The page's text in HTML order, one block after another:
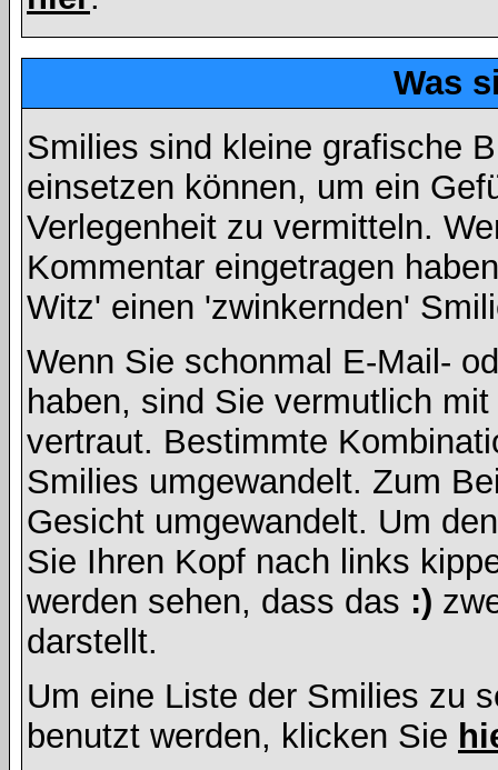
Was
Smilies sind kleine grafische
einsetzen können, um ein
Verlegenheit zu vermitteln.
Kommentar eingetragen
Witz' einen 'zwinkernden'
Wenn Sie schonmal E-Mail-
haben, sind Sie vermutlich
vertraut. Bestimmte
Smilies umgewandelt. Zum
Gesicht umgewandelt. Um
Sie Ihren Kopf nach links
werden sehen, dass das :)
darstellt.
Um eine Liste der Smilies zu
benutzt werden, klicken Sie